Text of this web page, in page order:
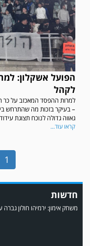
הפועל אשקלון:
לקהל
למרות ההפסד המאכזב על כר
– בעיקר בזכות מה שהתרחש
גאווה גדולה לנוכח תצוגת
קראו עוד...
1
חדשות
במשחק אימון שהתקיים הבוקר
משחק אימון: ירמיהו חולון גברה על הפועל אזור